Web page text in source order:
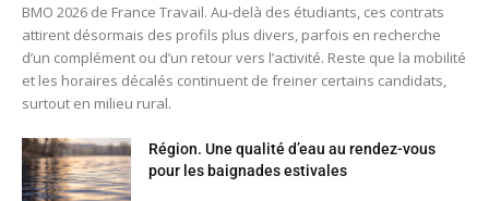
BMO 2026 de France Travail. Au-delà des étudiants, ces contrats
attirent désormais des profils plus divers, parfois en recherche
d’un complément ou d’un retour vers l’activité. Reste que la mobilité
et les horaires décalés continuent de freiner certains candidats,
surtout en milieu rural.
Région. Une qualité d’eau au rendez-vous
pour les baignades estivales